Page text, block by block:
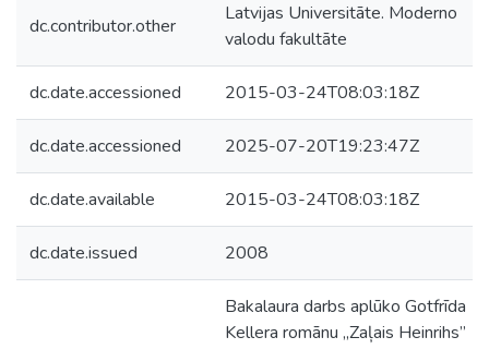
dc.contributor.other
Latvijas Universitāte. Moderno
valodu fakultāte
dc.date.accessioned 2015-03-24T08:03:18Z
dc.date.accessioned 2025-07-20T19:23:47Z
dc.date.available 2015-03-24T08:03:18Z
dc.date.issued 2008
Bakalaura darbs aplūko Gotfrīda
Kellera romānu „Zaļais Heinrihs”